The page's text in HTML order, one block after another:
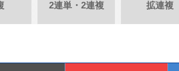
2連単・2連複 拡連複